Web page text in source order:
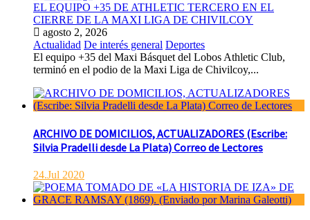
EL EQUIPO +35 DE ATHLETIC TERCERO EN EL
CIERRE DE LA MAXI LIGA DE CHIVILCOY
agosto 2, 2026
Actualidad De interés general Deportes
El equipo +35 del Maxi Básquet del Lobos Athletic Club,
terminó en el podio de la Maxi Liga de Chivilcoy,...
ARCHIVO DE DOMICILIOS, ACTUALIZADORES (Escribe:
Silvia Pradelli desde La Plata) Correo de Lectores
24.Jul 2020